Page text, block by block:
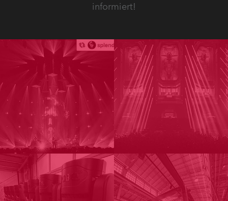
informiert!